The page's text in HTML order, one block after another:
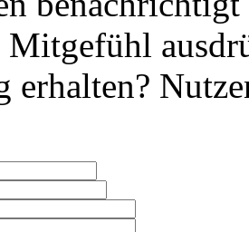
Mitgefühl
erhalten?